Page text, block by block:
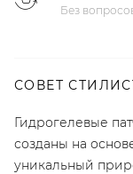
Без
СОВЕТ
Гидрогелевые
созданы на
уникальный